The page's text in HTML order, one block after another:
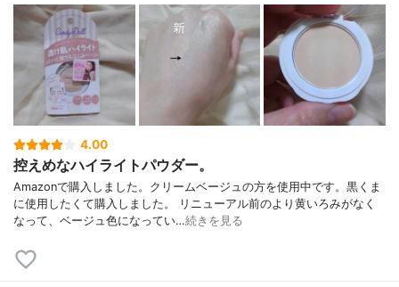
4.00
控えめなハイライトパウダー。
Amazonで購入しました。クリームベージュの方を使用中です。黒くま
に使用したくて購入しました。 リニューアル前のより黄いろみがなく
なって、ベージュ色になってい…続きを見る